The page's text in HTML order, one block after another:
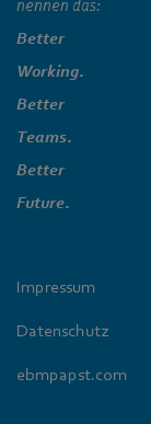
nennen das:
Better
Working.
Better
Teams.
Better
Future.
Impressum
Datenschutz
ebmpapst.com